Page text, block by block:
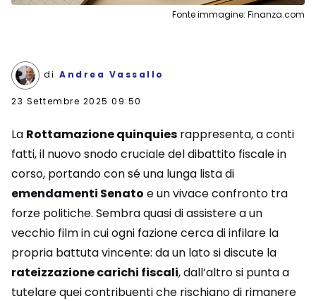
Fonte immagine: Finanza.com
di Andrea Vassallo
23 Settembre 2025 09:50
La Rottamazione quinquies rappresenta, a conti
fatti, il nuovo snodo cruciale del dibattito fiscale in
corso, portando con sé una lunga lista di
emendamenti Senato e un vivace confronto tra
forze politiche. Sembra quasi di assistere a un
vecchio film in cui ogni fazione cerca di infilare la
propria battuta vincente: da un lato si discute la
rateizzazione carichi fiscali, dall’altro si punta a
tutelare quei contribuenti che rischiano di rimanere